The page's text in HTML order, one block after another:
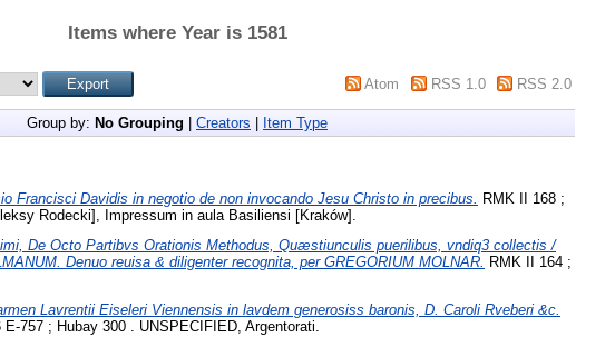
Items where Year is 1581
Atom RSS 1.0 RSS 2.0
Group by: No Grouping Creators Item Type
Francisci Davidis in negotio de non invocando Jesu Christo in precibus.
RMK II 168 ;
Rodecki], Impressum in aula Basiliensi [Kraków].
De Octo Partibvs Orationis Methodus, Quæstiunculis puerilibus, vndiq3 collectis /
Denuo reuisa & diligenter recognita, per GREGORIUM MOLNAR. RMK II 164 ;
Lavrentii Eiseleri Viennensis in lavdem generosiss baronis, D. Caroli Rveberi &c.
E-757 ; Hubay 300 . UNSPECIFIED, Argentorati.